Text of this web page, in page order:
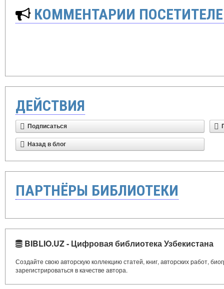
КОММЕНТАРИИ
ДЕЙСТВИЯ
Подписаться
Назад в блог
ПАРТНЁРЫ БИБЛИОТЕКИ
BIBLIO.UZ - Цифровая библиотека Узбекистана
Создайте свою авторскую коллекцию статей, книг, авторских работ,
зарегистрироваться в качестве автора.